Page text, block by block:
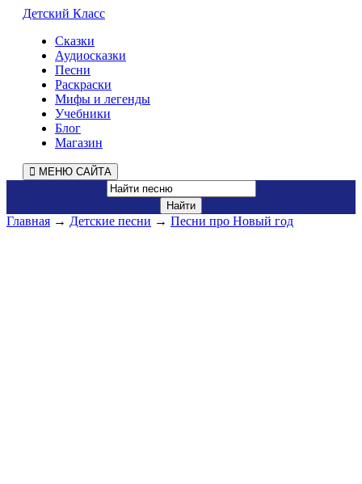
Детский Класс
Сказки
Аудиосказки
Песни
Раскраски
Мифы и легенды
Учебники
Блог
Магазин
МЕНЮ САЙТА
Главная → Детские песни → Песни про Новый год